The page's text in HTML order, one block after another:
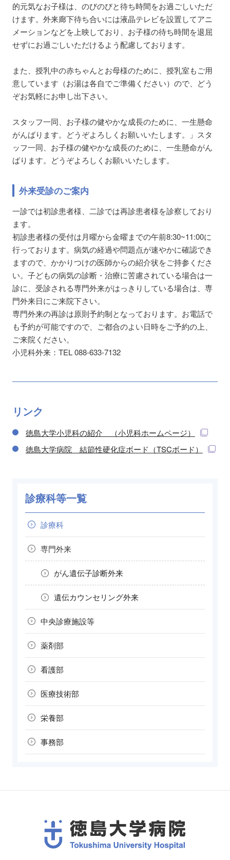
的元気なお子様は、のびのびと待ち時間をお過ごしいただ
けます。外来廊下待ち合いには液晶テレビを設置してアニ
メーションなどを上映しており、お子様の待ち時間を退屈
せずにお過ごしいただけるよう配慮しております。
また、授乳中の赤ちゃんとお母様のために、授乳室もご用
意しています（お湯は各自でご準備ください）ので、どう
ぞお気軽にお申し出下さい。
スタッフ一同、お子様の健やかな成長のために、一生懸命
がんばります。どうぞよろしくお願いいたします。」スタ
ッフ一同、お子様の健やかな成長のために、一生懸命がん
ばります。どうぞよろしくお願いいたします。
外来受診のご案内
一診では初診患者様、二診では再診患者様を診察しており
ます。
初診患者様の受付は月曜から金曜までの午前8:30~11:00に
行っております。病気の経過や問題点が速やかに確認でき
ますので、かかりつけの医師からの紹介状をご持参くださ
い。子どもの病気の診断・治療に苦慮されている場合は一
診に、受診される専門外来がはっきりしている場合は、専
門外来日にご来院下さい。
専門外来の再診は原則予約制となっております。お電話で
も予約が可能ですので、ご都合のよい日時をご予約の上、
ご来院ください。
小児科外来：TEL 088-633-7132
リンク
徳島大学小児科の紹介 （小児科ホームページ）
徳島大学病院 結節性硬化症ボード（TSCボード）
診療科等一覧
診療科
専門外来
がん遺伝子診断外来
遺伝カウンセリング外来
中央診療施設等
薬剤部
看護部
医療技術部
栄養部
事務部